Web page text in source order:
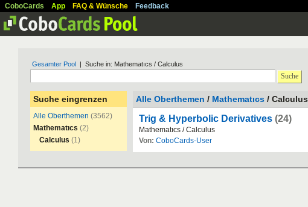
CoboCards App FAQ & Wünsche Feedback
Gesamter Pool | Suche in: Mathematıcs / Calculus
Suche
Suche eingrenzen
Alle Oberthemen (3562)
Mathematıcs (2)
Calculus (1)
Alle Oberthemen / Mathematıcs / Calculus
Trig & Hyperbolic Derivatives (24)
Mathematıcs /Calculus
Von: CoboCards-User